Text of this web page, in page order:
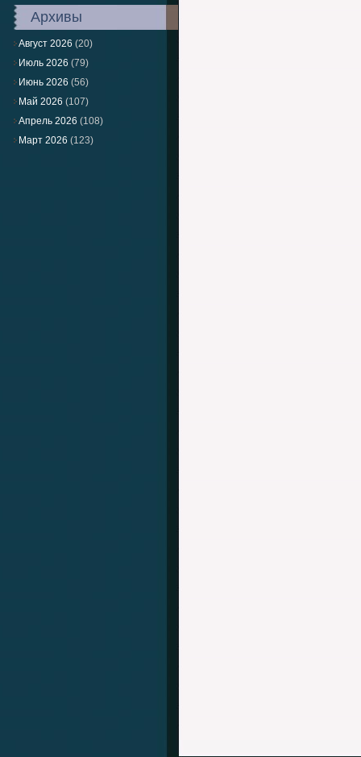
Архивы
Август 2026 (20)
Июль 2026 (79)
Июнь 2026 (56)
Май 2026 (107)
Апрель 2026 (108)
Март 2026 (123)